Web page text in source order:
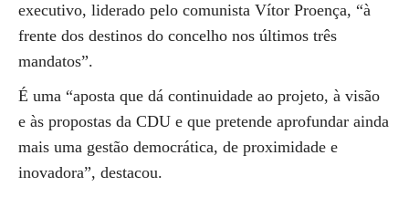
executivo, liderado pelo comunista Vítor Proença, “à
frente dos destinos do concelho nos últimos três
mandatos”.
É uma “aposta que dá continuidade ao projeto, à visão
e às propostas da CDU e que pretende aprofundar ainda
mais uma gestão democrática, de proximidade e
inovadora”, destacou.